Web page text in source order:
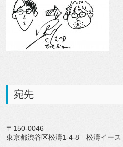
宛先
〒150-0046
東京都渋谷区松濤1-4-8 松濤イース